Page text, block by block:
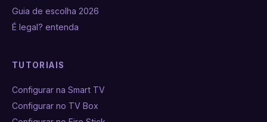
Guia de escolha 2026
É legal? entenda
TUTORIAIS
Configurar na Smart TV
Configurar no TV Box